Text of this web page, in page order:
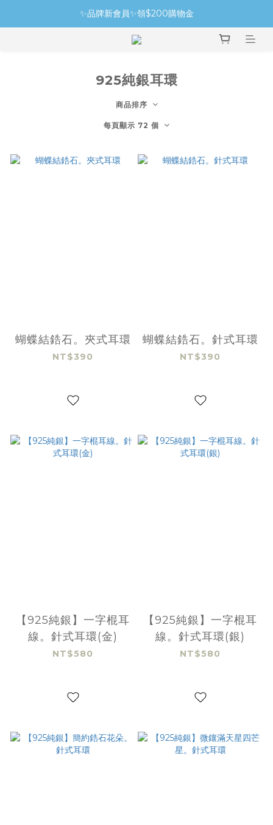
✨品牌新會員✨領$200購物金
925純銀耳環
商品排序
每頁顯示 72 個
蝴蝶結鋯石。夾式耳環
NT$390
蝴蝶結鋯石。針式耳環
NT$390
【925純銀】一字棍耳
線。針式耳環(金)
NT$580
【925純銀】一字棍耳
線。針式耳環(銀)
NT$580